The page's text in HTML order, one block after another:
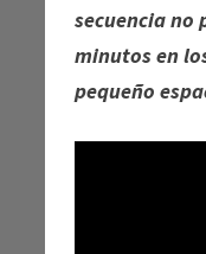
secuencia no
minutos en
pequeño